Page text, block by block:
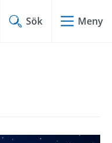
Sök Meny